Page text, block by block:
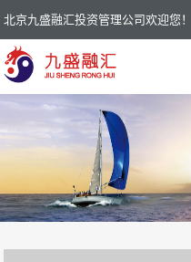
北京九盛融汇投资管理公司欢迎您！